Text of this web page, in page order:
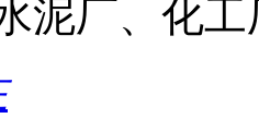
泥厂、化